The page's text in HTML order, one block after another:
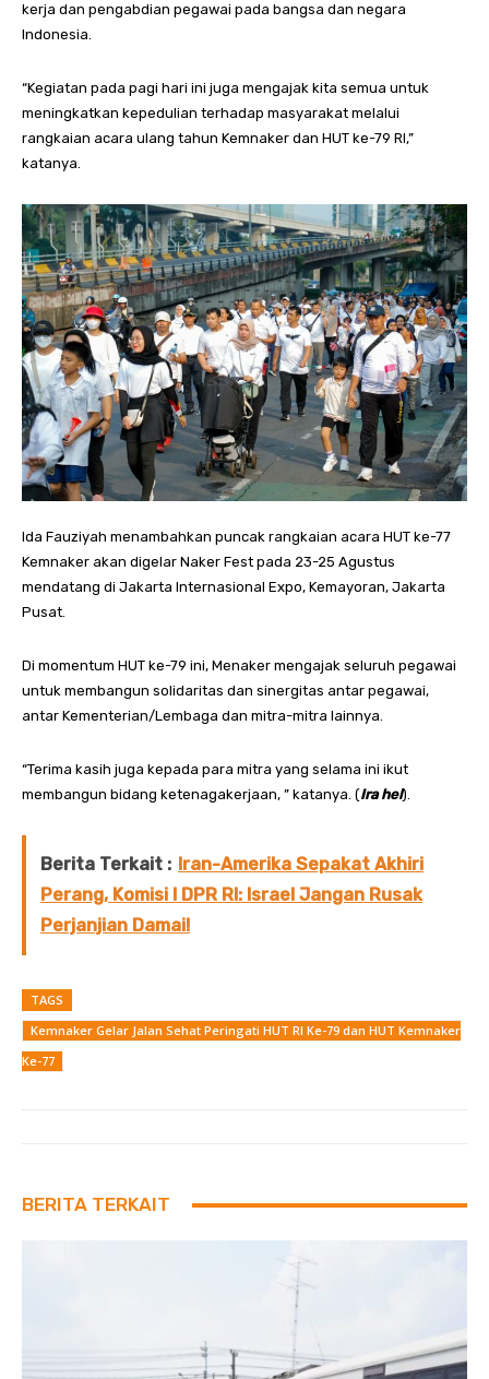
kerja dan pengabdian pegawai pada bangsa dan negara
Indonesia.
“Kegiatan pada pagi hari ini juga mengajak kita semua untuk
meningkatkan kepedulian terhadap masyarakat melalui
rangkaian acara ulang tahun Kemnaker dan HUT ke-79 RI,”
katanya.
Ida Fauziyah menambahkan puncak rangkaian acara HUT ke-77
Kemnaker akan digelar Naker Fest pada 23-25 Agustus
mendatang di Jakarta Internasional Expo, Kemayoran, Jakarta
Pusat.
Di momentum HUT ke-79 ini, Menaker mengajak seluruh pegawai
untuk membangun solidaritas dan sinergitas antar pegawai,
antar Kementerian/Lembaga dan mitra-mitra lainnya.
“Terima kasih juga kepada para mitra yang selama ini ikut
membangun bidang ketenagakerjaan, ” katanya. (Ira hel).
Berita Terkait : Iran-Amerika Sepakat Akhiri
Perang, Komisi I DPR RI: Israel Jangan Rusak
Perjanjian Damai!
TAGS
Kemnaker Gelar Jalan Sehat Peringati HUT RI Ke-79 dan HUT Kemnaker
Ke-77
BERITA TERKAIT